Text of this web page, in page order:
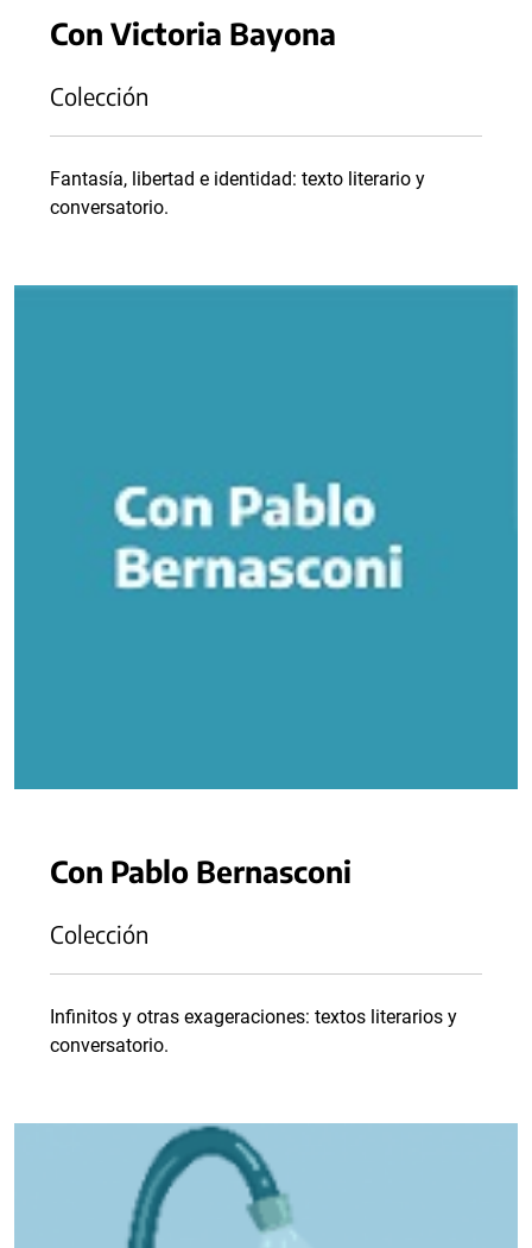
Con Victoria Bayona
Colección
Fantasía, libertad e identidad: texto literario y
conversatorio.
Con Pablo Bernasconi
Colección
Infinitos y otras exageraciones: textos literarios y
conversatorio.